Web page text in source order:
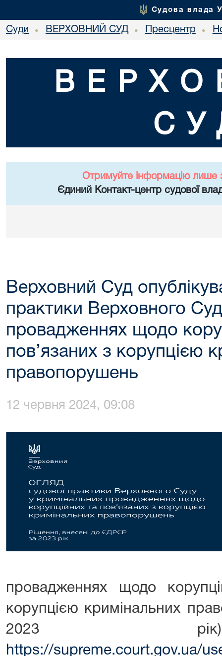
Судова влада
Суди • ВЕРХОВНИЙ СУД • Пресцентр •
Отримуйте інформацію лише
Єдиний Контакт-центр судової
Верховний Суд
практики Верховного
провадженнях щодо
пов’язаних з корупцією
правопорушень
12 червня 2024, 09:08
провадженнях щодо
корупцією кримінальних
2023
https://supreme.court.gov.ua/